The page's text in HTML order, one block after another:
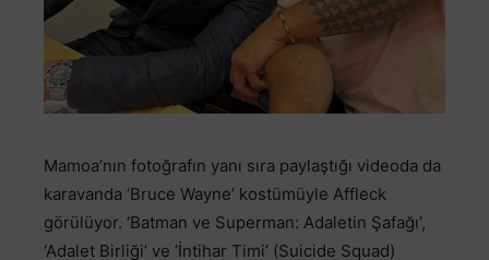
Mamoa’nın fotoğrafın yanı sıra paylaştığı videoda da
karavanda ‘Bruce Wayne’ kostümüyle Affleck
görülüyor. ‘Batman ve Superman: Adaletin Şafağı’,
‘Adalet Birliği’ ve ‘İntihar Timi’ (Suicide Squad)